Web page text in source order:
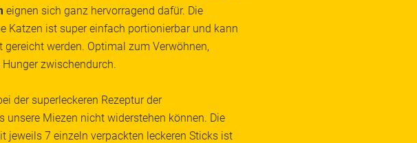
eignen sich ganz hervorragend dafür. Die
Katzen ist super einfach portionierbar und kann
werden. Optimal zum Verwöhnen,
zwischendurch.
der superleckeren Rezeptur der
unsere Miezen nicht widerstehen können. Die
jeweils 7 einzeln verpackten leckeren Sticks ist